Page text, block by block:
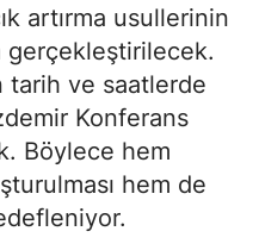
artırma usullerinin
gerçekleştirilecek.
tarih ve saatlerde
Konferans
Böylece hem
hem de